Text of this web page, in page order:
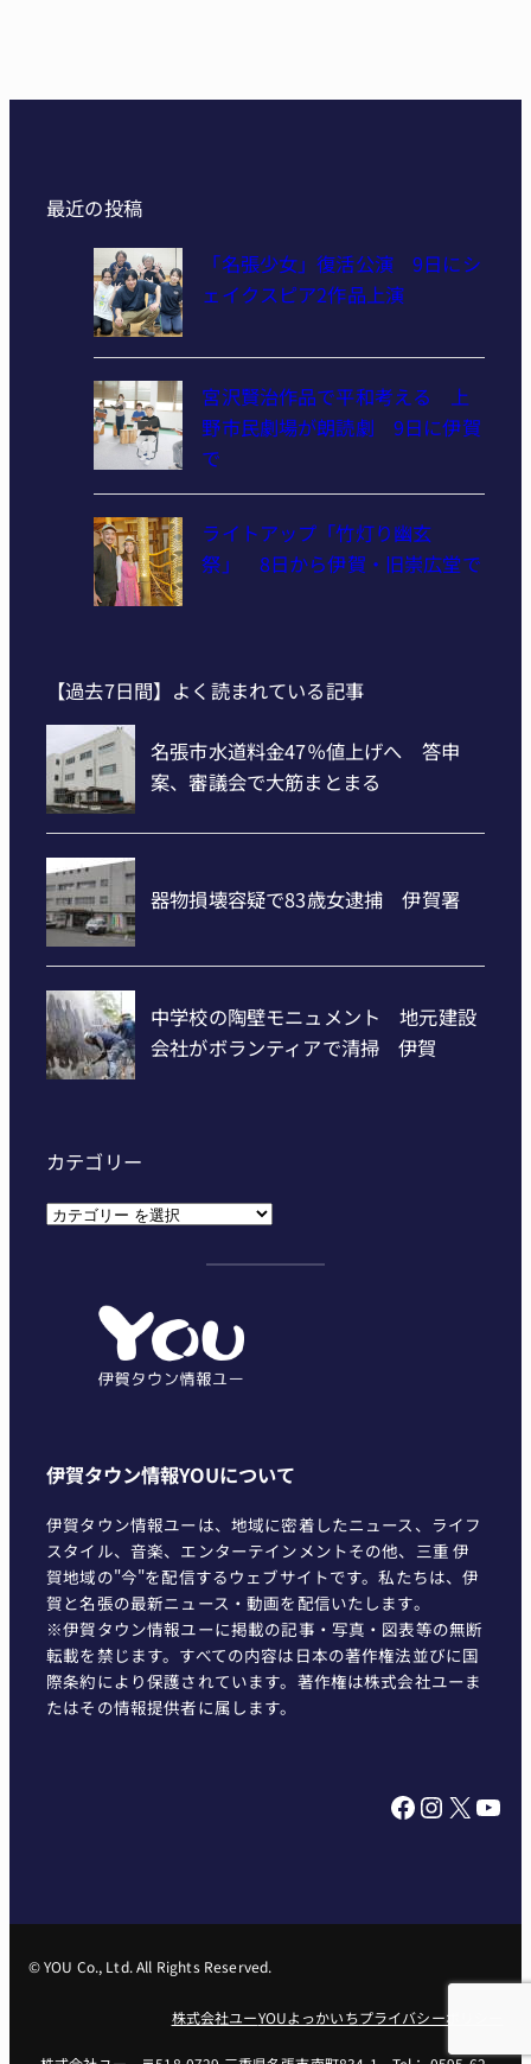
最近の投稿
「名張少女」復活公演 9日にシ
ェイクスピア2作品上演
宮沢賢治作品で平和考える 上
野市民劇場が朗読劇 9日に伊賀
で
ライトアップ「竹灯り幽玄
祭」 8日から伊賀・旧崇広堂で
【過去7日間】よく読まれている記事
カテゴリー
カ
伊賀タウン情報YOUについて
伊賀タウン情報ユーは、地域に密着したニュース、ライフ
スタイル、音楽、エンターテインメントその他、三重 伊
賀地域の"今"を配信するウェブサイトです。私たちは、伊
賀と名張の最新ニュース・動画を配信いたします。
※伊賀タウン情報ユーに掲載の記事・写真・図表等の無断
転載を禁じます。すべての内容は日本の著作権法並びに国
際条約により保護されています。著作権は株式会社ユーま
たはその情報提供者に属します。
Facebook InstagramX YouTube
© YOU Co., Ltd. All Rights Reserved.
株式会社ユーYOUよっかいちプライバシーポリシー